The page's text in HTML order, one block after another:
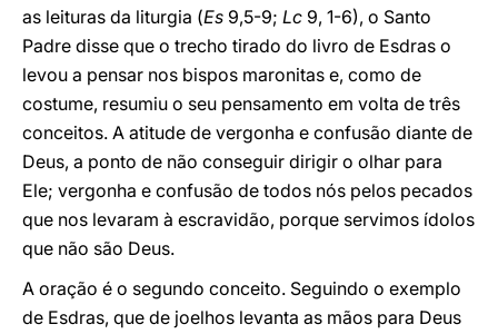
as leituras da liturgia (Es 9,5-9; Lc 9, 1-6), o Santo
Padre disse que o trecho tirado do livro de Esdras o
levou a pensar nos bispos maronitas e, como de
costume, resumiu o seu pensamento em volta de três
conceitos. A atitude de vergonha e confusão diante de
Deus, a ponto de não conseguir dirigir o olhar para
Ele; vergonha e confusão de todos nós pelos pecados
que nos levaram à escravidão, porque servimos ídolos
que não são Deus.
A oração é o segundo conceito. Seguindo o exemplo
de Esdras, que de joelhos levanta as mãos para Deus